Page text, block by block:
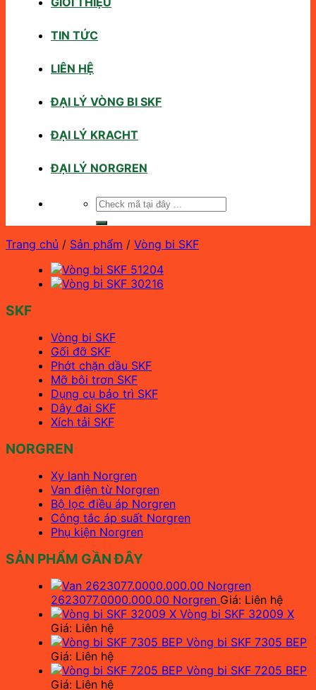
TIN TỨC
LIÊN HỆ
ĐẠI LÝ VÒNG BI SKF
ĐẠI LÝ KRACHT
ĐẠI LÝ NORGREN
Tìm
Trang chủ / Sản phẩm / Vòng bi SKF
SKF
Vòng bi SKF
Gối đỡ SKF
Phớt chặn dầu SKF
Mỡ bôi trơn SKF
Dụng cụ bảo trì SKF
Dây đai SKF
Xích tải SKF
NORGREN
Xy lanh Norgren
Van điện từ Norgren
Bộ lọc điều áp Norgren
Công tắc áp suất Norgren
Phụ kiện Norgren
SẢN PHẨM GẦN ĐÂY
2623077.0000.000.00 Norgren Giá: Liên hệ
Vòng bi SKF 32009 X
Giá: Liên hệ
Vòng bi SKF 7305 BEP
Giá: Liên hệ
Vòng bi SKF 7205 BEP
Giá: Liên hệ